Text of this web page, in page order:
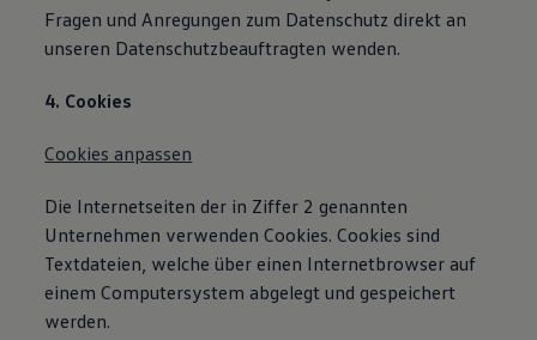
Fragen und Anregungen zum Datenschutz direkt an
unseren Datenschutzbeauftragten wenden.
4. Cookies
Cookies anpassen
Die Internetseiten der in Ziffer 2 genannten
Unternehmen verwenden Cookies. Cookies sind
Textdateien, welche über einen Internetbrowser auf
einem Computersystem abgelegt und gespeichert
werden.